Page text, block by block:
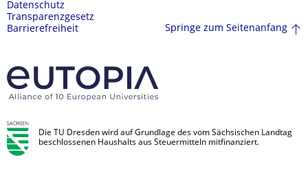
Datenschutz
Transparenzgesetz
Barrierefreiheit
Springe zum Seitenanfang
Die TU Dresden wird auf Grundlage des vom Sächsischen Landtag
beschlossenen Haushalts aus Steuermitteln mitfinanziert.